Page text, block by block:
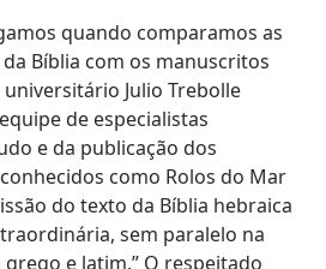
quando comparamos as
Bíblia com os manuscritos
Julio Trebolle
de especialistas
e da publicação dos
como Rolos do Mar
do texto da Bíblia hebraica
sem paralelo na
e latim.” O respeitado